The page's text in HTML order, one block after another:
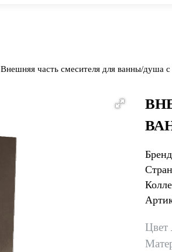
Внешняя часть смесителя для ванны/душа
Цвет